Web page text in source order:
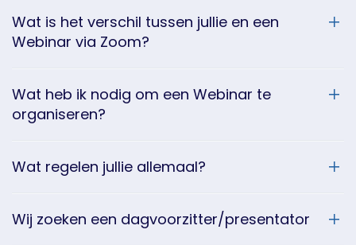
Wat is het verschil tussen jullie en een
Webinar via Zoom?
Wat heb ik nodig om een Webinar te
organiseren?
Wat regelen jullie allemaal?
Wij zoeken een dagvoorzitter/presentator